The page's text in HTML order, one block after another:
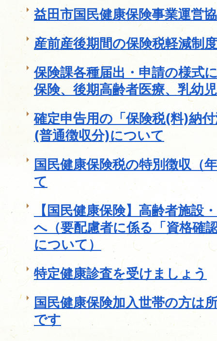
益田市国民健康保険事業運営
産前産後期間の保険税軽減制
保険課各種届出・申請の様式
保険、後期高齢者医療、乳幼
確定申告用の「保険税(料)納
(普通徴収分)について
国民健康保険税の特別徴収（
て
【国民健康保険】高齢者施設
へ（要配慮者に係る「資格確
について）
特定健康診査を受けましょう
国民健康保険加入世帯の方は
です